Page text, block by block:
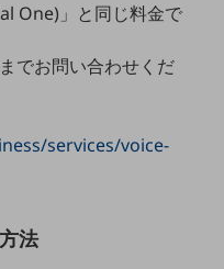
One)」と同じ料金で
でお問い合わせくだ
services/voice-
法